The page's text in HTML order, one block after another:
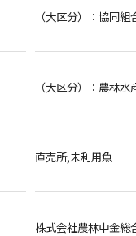
（大区分）：協同
（大区分）：農林
直売所,未利用魚
株式会社農林中金